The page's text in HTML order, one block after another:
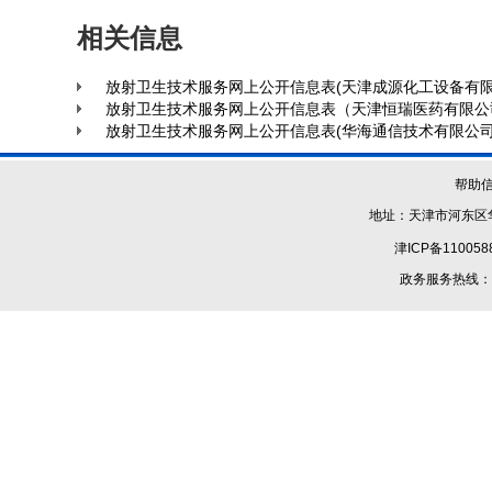
相关信息
放射卫生技术服务网上公开信息表(天津成源化工设备有
放射卫生技术服务网上公开信息表（天津恒瑞医药有限
放射卫生技术服务网上公开信息表(华海通信技术有限公
帮助
地址：天津市河
津ICP备
政务服务热线